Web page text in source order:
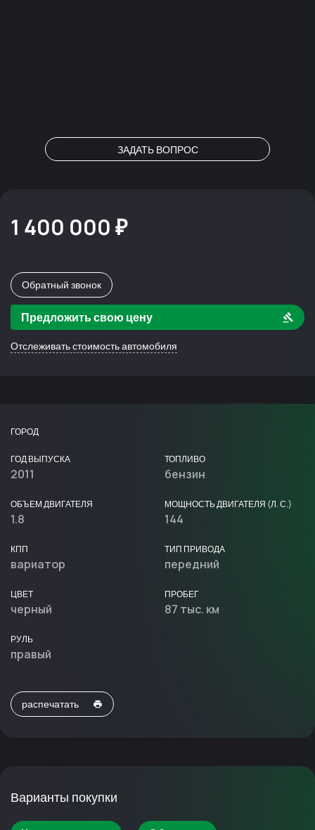
ЗАДАТЬ ВОПРОС
1 400 000 ₽
Обратный звонок
Предложить свою цену
Отслеживать стоимость автомобиля
ГОРОД
ГОД ВЫПУСКА
2011
ТОПЛИВО
бензин
ОБЪЕМ ДВИГАТЕЛЯ
1.8
МОЩНОСТЬ ДВИГАТЕЛЯ (Л. С.)
144
КПП
вариатор
ТИП ПРИВОДА
передний
ЦВЕТ
черный
ПРОБЕГ
87 тыс. км
РУЛЬ
правый
распечатать
Варианты покупки